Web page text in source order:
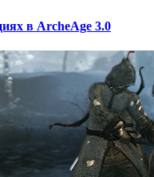
в ArcheAge 3.0